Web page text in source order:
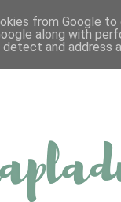
from Google
along with
and address